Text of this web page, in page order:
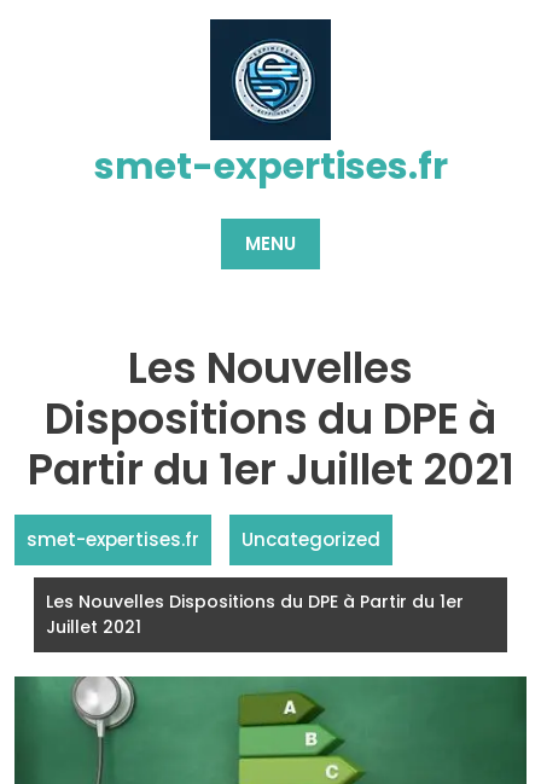
smet-expertises.fr
MENU
Les Nouvelles
Dispositions du DPE à
Partir du 1er Juillet 2021
smet-expertises.fr Uncategorized
Les Nouvelles Dispositions du DPE à Partir du 1er
Juillet 2021